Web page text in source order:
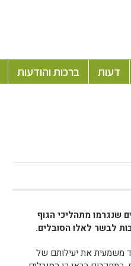
דעות ברכות והודעות
שנגרמו מתהליכי הגוף
לבשר לאלו הסובלים.
משמעית את יעילותם של